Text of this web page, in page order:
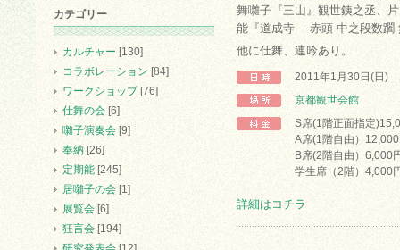
舞囃子『三山』観世銕之丞、
能『道成寺 -赤頭 中之段数躙
他に仕舞、連吟あり。
2011年1月30日(日)
京都観世会館
S席(1階正面指定
A席(1階自由）
B席(2階自由）6,000
学生席（2階）4,000
詳細はコチラ
カテゴリー
カルチャー [130]
コラボレーション [84]
ワークショップ[76]
仕舞の会 [6]
囃子演奏会 [9]
奉納 [26]
定期能 [245]
居囃子の会 [1]
展覧会 [6]
狂言会 [194]